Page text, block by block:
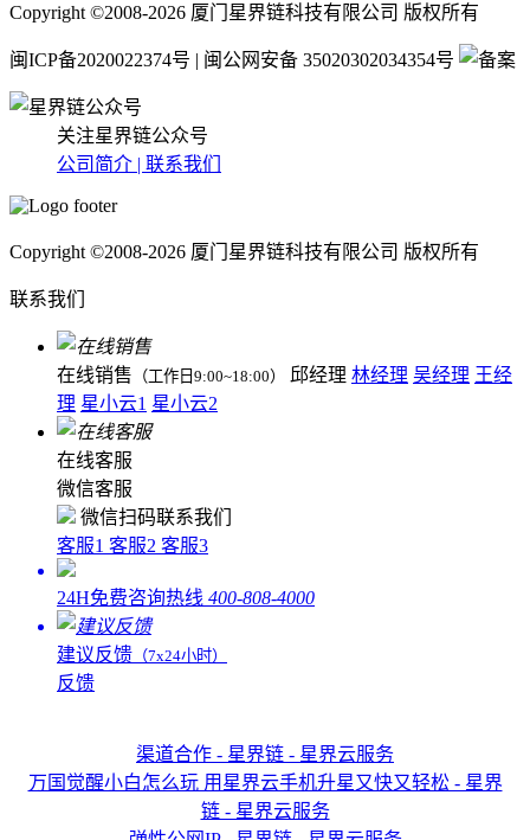
Copyright ©2008-2026 厦门星界链科技有限公司 版权所有
闽ICP备2020022374号 | 闽公网安备 35020302034354号
关注星界链公众号
公司简介 | 联系我们
Copyright ©2008-2026 厦门星界链科技有限公司 版权所有
联系我们
在线销售 （工作日9:00~18:00） 邱经理 林经理 吴经理 王经
理 星小云1 星小云2
在线客服
微信客服
微信扫码联系我们
客服1 客服2 客服3
24H免费咨询热线 400-808-4000
建议反馈 （7x24小时）
反馈
渠道合作 - 星界链 - 星界云服务
万国觉醒小白怎么玩 用星界云手机升星又快又轻松 - 星界
链 - 星界云服务